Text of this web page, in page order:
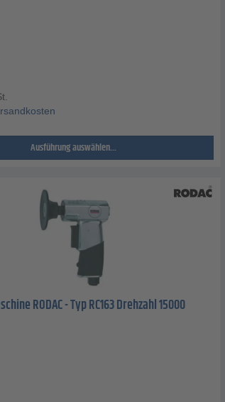
Ausführung auswählen...
RODAC - Typ RC163 Drehzahl 15000